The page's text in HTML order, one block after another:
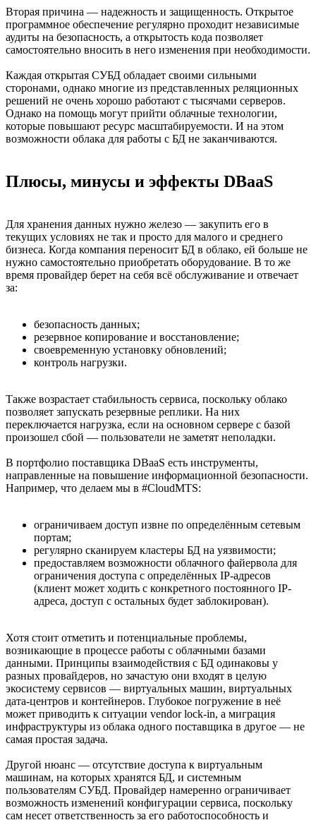
Вторая причина — надежность и защищенность. Открытое
программное обеспечение регулярно проходит независимые
аудиты на безопасность, а открытость кода позволяет
самостоятельно вносить в него изменения при необходимости.
Каждая открытая СУБД обладает своими сильными
сторонами, однако многие из представленных реляционных
решений не очень хорошо работают с тысячами серверов.
Однако на помощь могут прийти облачные технологии,
которые повышают ресурс масштабируемости. И на этом
возможности облака для работы с БД не заканчиваются.
Плюсы, минусы и эффекты DBaaS
Для хранения данных нужно железо — закупить его в
текущих условиях не так и просто для малого и среднего
бизнеса. Когда компания переносит БД в облако, ей больше не
нужно самостоятельно приобретать оборудование. В то же
время провайдер берет на себя всё обслуживание и отвечает
за:
безопасность данных;
резервное копирование и восстановление;
своевременную установку обновлений;
контроль нагрузки.
Также возрастает стабильность сервиса, поскольку облако
позволяет запускать резервные реплики. На них
переключается нагрузка, если на основном сервере с базой
произошел сбой — пользователи не заметят неполадки.
В портфолио поставщика DBaaS есть инструменты,
направленные на повышение информационной безопасности.
Например, что делаем мы в #CloudMTS:
ограничиваем доступ извне по определённым сетевым
портам;
регулярно сканируем кластеры БД на уязвимости;
предоставляем возможности облачного файервола для
ограничения доступа с определённых IP-адресов
(клиент может ходить с конкретного постоянного IP-
адреса, доступ с остальных будет заблокирован).
Хотя стоит отметить и потенциальные проблемы,
возникающие в процессе работы с облачными базами
данными. Принципы взаимодействия с БД одинаковы у
разных провайдеров, но зачастую они входят в целую
экосистему сервисов — виртуальных машин, виртуальных
дата-центров и контейнеров. Глубокое погружение в неё
может приводить к ситуации vendor lock-in, а миграция
инфраструктуры из облака одного поставщика в другое — не
самая простая задача.
Другой нюанс — отсутствие доступа к виртуальным
машинам, на которых хранятся БД, и системным
пользователям СУБД. Провайдер намеренно ограничивает
возможность изменений конфигурации сервиса, поскольку
сам несет ответственность за его работоспособность и